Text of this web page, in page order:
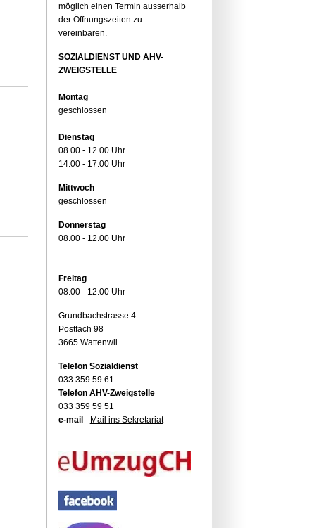
möglich einen Termin ausserhalb
der Öffnungszeiten zu
vereinbaren.
SOZIALDIENST UND AHV-
ZWEIGSTELLE
Montag
geschlossen
Dienstag
08.00 - 12.00 Uhr
14.00 - 17.00 Uhr
Mittwoch
geschlossen
Donnerstag
08.00 - 12.00 Uhr
Freitag
08.00 - 12.00 Uhr
Grundbachstrasse 4
Postfach 98
3665 Wattenwil
Telefon Sozialdienst
033 359 59 61
Telefon AHV-Zweigstelle
033 359 59 51
e-mail - Mail ins Sekretariat